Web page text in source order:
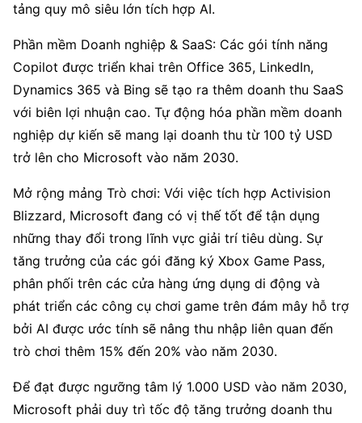
tảng quy mô siêu lớn tích hợp AI.
Phần mềm Doanh nghiệp & SaaS: Các gói tính năng
Copilot được triển khai trên Office 365, LinkedIn,
Dynamics 365 và Bing sẽ tạo ra thêm doanh thu SaaS
với biên lợi nhuận cao. Tự động hóa phần mềm doanh
nghiệp dự kiến sẽ mang lại doanh thu từ 100 tỷ USD
trở lên cho Microsoft vào năm 2030.
Mở rộng mảng Trò chơi: Với việc tích hợp Activision
Blizzard, Microsoft đang có vị thế tốt để tận dụng
những thay đổi trong lĩnh vực giải trí tiêu dùng. Sự
tăng trưởng của các gói đăng ký Xbox Game Pass,
phân phối trên các cửa hàng ứng dụng di động và
phát triển các công cụ chơi game trên đám mây hỗ trợ
bởi AI được ước tính sẽ nâng thu nhập liên quan đến
trò chơi thêm 15% đến 20% vào năm 2030.
Để đạt được ngưỡng tâm lý 1.000 USD vào năm 2030,
Microsoft phải duy trì tốc độ tăng trưởng doanh thu